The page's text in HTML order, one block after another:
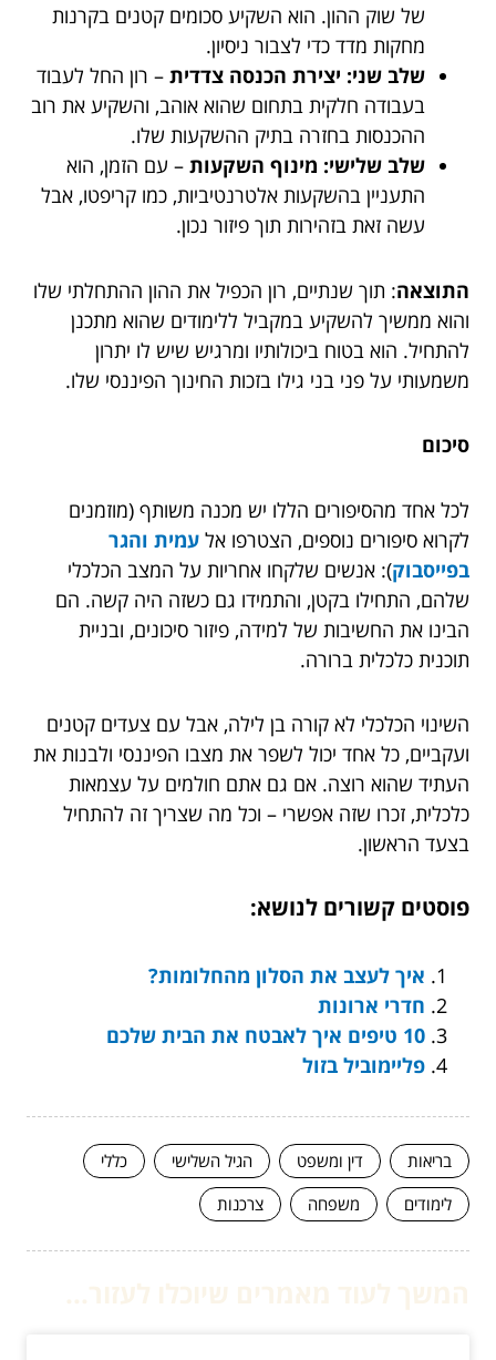
של שוק ההון. הוא השקיע סכומים קטנים בקרנות
מחקות מדד כדי לצבור ניסיון.
שלב שני: יצירת הכנסה צדדית – רון החל לעבוד
בעבודה חלקית בתחום שהוא אוהב, והשקיע את רוב
ההכנסות בחזרה בתיק ההשקעות שלו.
שלב שלישי: מינוף השקעות – עם הזמן, הוא
התעניין בהשקעות אלטרנטיביות, כמו קריפטו, אבל
עשה זאת בזהירות תוך פיזור נכון.
התוצאה: תוך שנתיים, רון הכפיל את ההון ההתחלתי שלו
והוא ממשיך להשקיע במקביל ללימודים שהוא מתכנן
להתחיל. הוא בטוח ביכולותיו ומרגיש שיש לו יתרון
משמעותי על פני בני גילו בזכות החינוך הפיננסי שלו.
סיכום
לכל אחד מהסיפורים הללו יש מכנה משותף (מוזמנים
לקרוא סיפורים נוספים, הצטרפו אל עמית והגר
בפייסבוק): אנשים שלקחו אחריות על המצב הכלכלי
שלהם, התחילו בקטן, והתמידו גם כשזה היה קשה. הם
הבינו את החשיבות של למידה, פיזור סיכונים, ובניית
תוכנית כלכלית ברורה.
השינוי הכלכלי לא קורה בן לילה, אבל עם צעדים קטנים
ועקביים, כל אחד יכול לשפר את מצבו הפיננסי ולבנות את
העתיד שהוא רוצה. אם גם אתם חולמים על עצמאות
כלכלית, זכרו שזה אפשרי – וכל מה שצריך זה להתחיל
בצעד הראשון.
פוסטים קשורים לנושא:
איך לעצב את הסלון מהחלומות?
חדרי ארונות
10 טיפים איך לאבטח את הבית שלכם
פליימוביל בזול
בריאות דין ומשפט הגיל השלישי
כללי
לימודים
משפחה צרכנות